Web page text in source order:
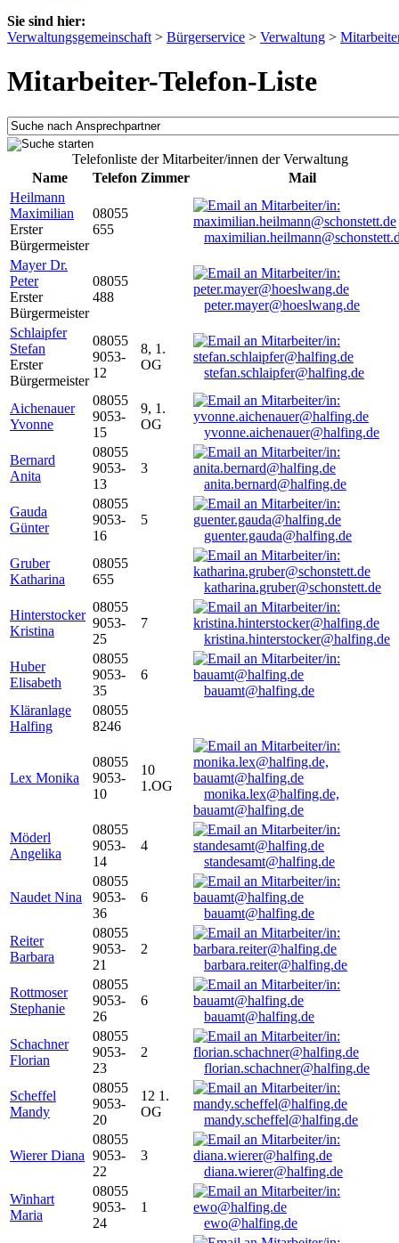
Sie sind hier:
Verwaltungsgemeinschaft > Bürgerservice > Verwaltung >
Mitarbeiter-Telefon-Liste
Telefonliste der Mitarbeiter/innen der Verwaltung
Name
Telefon Zimmer
Mail
Heilmann
Maximilian
Erster
Bürgermeister
08055
655
Mayer Dr.
Peter
Erster
Bürgermeister
08055
488
peter.mayer@hoeslwang.de
Schlaipfer
Stefan
Erster
Bürgermeister
08055
9053-
12
8, 1.
OG
stefan.schlaipfer@halfing.de
Aichenauer
Yvonne
08055
9053-
15
9, 1.
OG
yvonne.aichenauer@halfing.de
Bernard
Anita
08055
9053-
13
3
anita.bernard@halfing.de
Gauda
Günter
08055
9053-
16
5
guenter.gauda@halfing.de
Gruber
Katharina
08055
655
katharina.gruber@schonstett.de
Hinterstocker
Kristina
08055
9053-
25
7
kristina.hinterstocker@halfing.de
Huber
Elisabeth
08055
9053-
35
6
bauamt@halfing.de
Kläranlage
Halfing
08055
8246
Lex Monika
08055
9053-
10
10
1.OG
monika.lex@halfing.de,
bauamt@halfing.de
Möderl
Angelika
08055
9053-
14
4
standesamt@halfing.de
Naudet Nina
08055
9053-
36
6
bauamt@halfing.de
Reiter
Barbara
08055
9053-
21
2
barbara.reiter@halfing.de
Rottmoser
Stephanie
08055
9053-
26
6
bauamt@halfing.de
Schachner
Florian
08055
9053-
23
2
florian.schachner@halfing.de
Scheffel
Mandy
08055
9053-
20
12 1.
OG
mandy.scheffel@halfing.de
Wierer Diana
08055
9053-
22
3
diana.wierer@halfing.de
Winhart
Maria
08055
9053-
24
1
ewo@halfing.de